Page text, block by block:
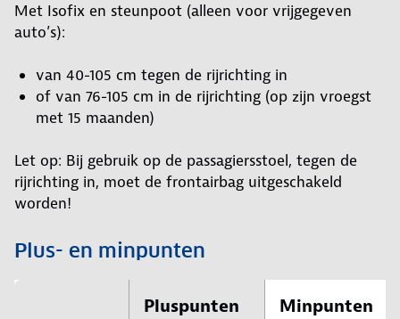
Met Isofix en steunpoot (alleen voor vrijgegeven
auto’s):
van 40-105 cm tegen de rijrichting in
of van 76-105 cm in de rijrichting (op zijn vroegst
met 15 maanden)
Let op: Bij gebruik op de passagiersstoel, tegen de
rijrichting in, moet de frontairbag uitgeschakeld
worden!
Plus- en minpunten
Pluspunten Minpunten